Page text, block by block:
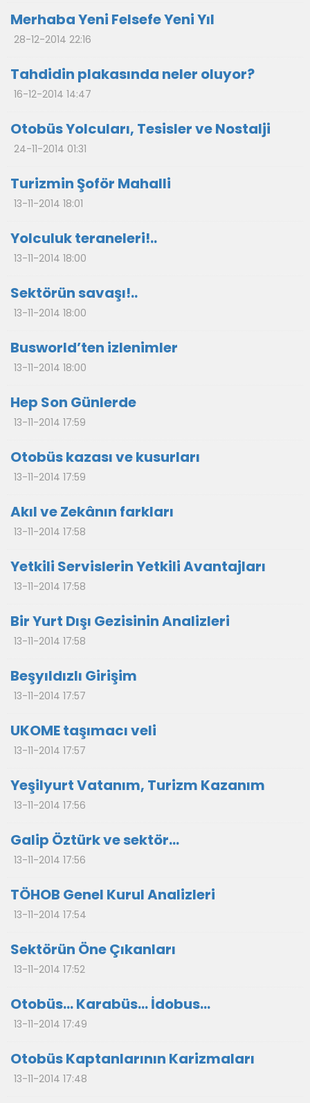
Merhaba Yeni Felsefe Yeni Yıl
28-12-2014 22:16
Tahdidin plakasında neler oluyor?
16-12-2014 14:47
Otobüs Yolcuları, Tesisler ve Nostalji
24-11-2014 01:31
Turizmin Şoför Mahalli
13-11-2014 18:01
Yolculuk teraneleri!..
13-11-2014 18:00
Sektörün savaşı!..
13-11-2014 18:00
Busworld’ten izlenimler
13-11-2014 18:00
Hep Son Günlerde
13-11-2014 17:59
Otobüs kazası ve kusurları
13-11-2014 17:59
Akıl ve Zekânın farkları
13-11-2014 17:58
Yetkili Servislerin Yetkili Avantajları
13-11-2014 17:58
Bir Yurt Dışı Gezisinin Analizleri
13-11-2014 17:58
Beşyıldızlı Girişim
13-11-2014 17:57
UKOME taşımacı veli
13-11-2014 17:57
Yeşilyurt Vatanım, Turizm Kazanım
13-11-2014 17:56
Galip Öztürk ve sektör…
13-11-2014 17:56
TÖHOB Genel Kurul Analizleri
13-11-2014 17:54
Sektörün Öne Çıkanları
13-11-2014 17:52
Otobüs… Karabüs… İdobus…
13-11-2014 17:49
Otobüs Kaptanlarının Karizmaları
13-11-2014 17:48